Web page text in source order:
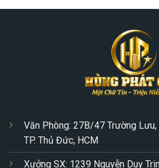
Văn Phòng: 27B/47 Trường
TP. Thủ Đức, HCM
Xưởng SX: 1239 Nguyễn Duy